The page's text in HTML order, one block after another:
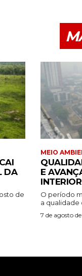
DA
de
MEIO
E
O período
a qualidade
7 de agosto